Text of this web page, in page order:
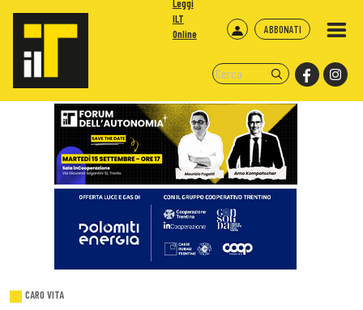
ABBONATI
Leggi
ILT
Online
CARO VITA